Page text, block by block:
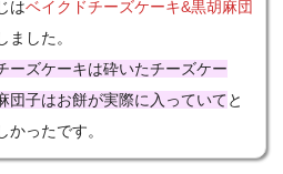
はベイクドチーズケーキ&黒胡麻団
ました。
ーズケーキは砕いたチーズケー
団子はお餅が実際に入っていてと
かったです。